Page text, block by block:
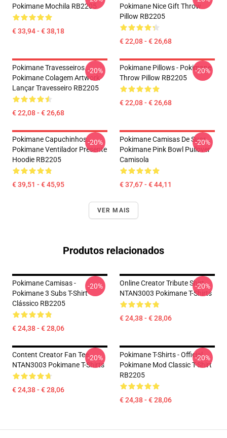
Pokimane Mochila RB2205
€ 33,94 - € 38,18
Pokimane Nice Gift Throw
Pillow RB2205
€ 22,08 - € 26,68
Pokimane Travesseiros...
Pokimane Colagem Artwork
Lançar Travesseiro RB2205
€ 22,08 - € 26,68
-20%
Pokimane Pillows - Pokimane
Throw Pillow RB2205
€ 22,08 - € 26,68
-20%
Pokimane Capuchinhos...
Pokimane Ventilador Presente
Hoodie RB2205
€ 39,51 - € 45,95
-20%
Pokimane Camisas De Suor
Pokimane Pink Bowl Pullover
Camisola
€ 37,67 - € 44,11
-20%
VER MAIS
Produtos relacionados
Pokimane Camisas -
Pokimane 3 Subs T-Shirt
Clássico RB2205
€ 24,38 - € 28,06
-20%
Online Creator Tribute Shirt
NTAN3003 Pokimane T-Shirts
€ 24,38 - € 28,06
-20%
Content Creator Fan Tee
NTAN3003 Pokimane T-Shirts
€ 24,38 - € 28,06
-20%
Pokimane T-Shirts - Official
Pokimane Mod Classic T-Shirt
RB2205
€ 24,38 - € 28,06
-20%